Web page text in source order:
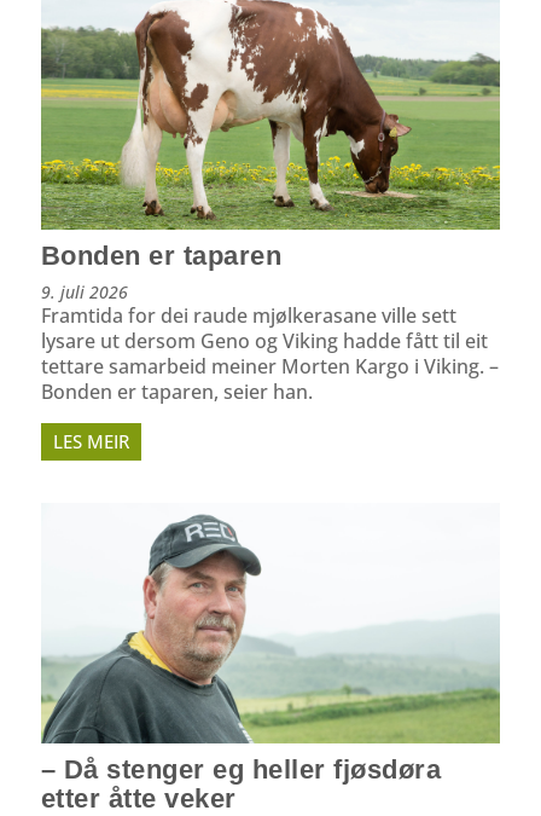
Bonden er taparen
9. juli 2026
Framtida for dei raude mjølkerasane ville sett
lysare ut dersom Geno og Viking hadde fått til eit
tettare samarbeid meiner Morten Kargo i Viking. –
Bonden er taparen, seier han.
LES MEIR
– Då stenger eg heller fjøsdøra
etter åtte veker